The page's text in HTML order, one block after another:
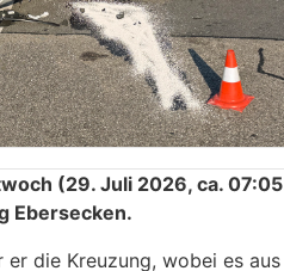
(29. Juli 2026, ca. 07:05
Ebersecken.
er die Kreuzung, wobei es aus